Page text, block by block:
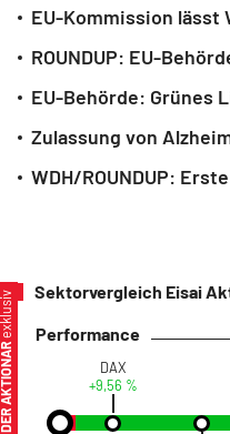
Sektorvergleich Eisai
Performance
DAX
+9,56 %